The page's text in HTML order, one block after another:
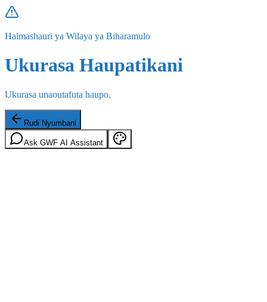
Halmashauri ya Wilaya ya Biharamulo
Ukurasa Haupatikani
Ukurasa unaoutafuta haupo.
Rudi Nyumbani
Ask GWF AI Assistant